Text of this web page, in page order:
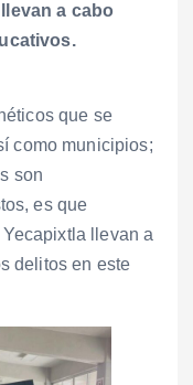
a cabo
que se
como municipios;
son
es que
llevan a
delitos en este